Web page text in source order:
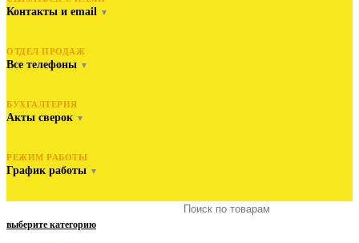
Контакты и email ▼
ОТДЕЛ ПРОДАЖ
Все телефоны ▼
БУХГАЛТЕРИЯ
Акты сверок ▼
РЕЖИМ РАБОТЫ
График работы ▼
выберите категорию